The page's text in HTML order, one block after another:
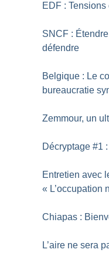
EDF :
SNCF :
défendre
Belgique : Le
bureaucratie
Zemmour, un
Décryptage #1 :
Entretien avec
« L’occupation
Chiapas :
L’aire ne sera